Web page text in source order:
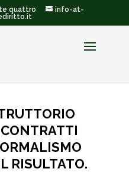
quattro
info-at-
RISULTATO.